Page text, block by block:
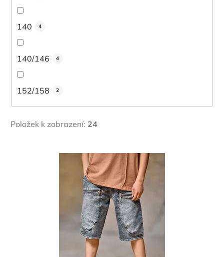
140 4
140/146 4
152/158 2
Položek k zobrazení: 24